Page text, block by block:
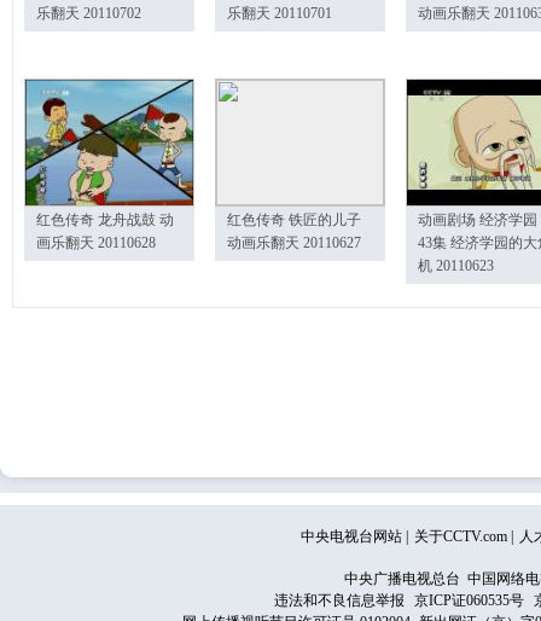
乐翻天 20110702
乐翻天 20110701
动画乐翻天
红色传奇 龙舟战鼓 动
画乐翻天 20110628
红色传奇 铁匠的儿子
动画乐翻天 20110627
动画剧场 经济学园
43集 经济学园的大
机 20110623
中央电视台网站 关于CCTV.com 人
中央广播电视总台 中国网络
违法和不良信息举报
京ICP证060535号